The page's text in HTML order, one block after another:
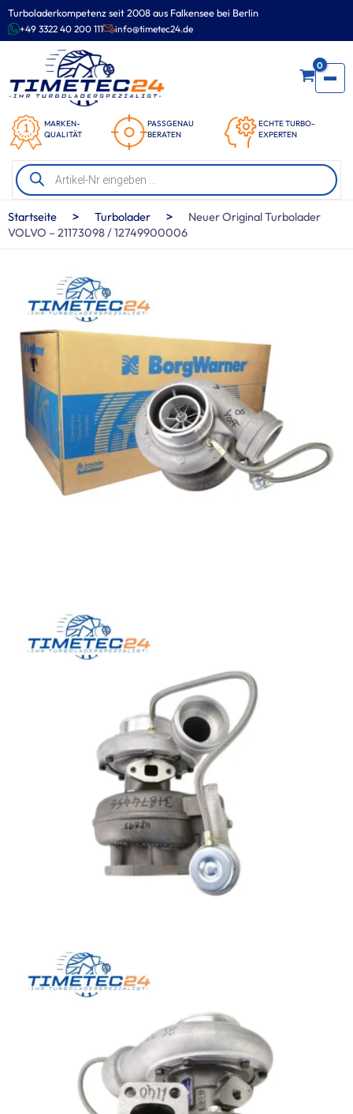
Turboladerkompetenz seit 2008 aus Falkensee bei Berlin
+49 3322 40 200 111 info@timetec24.de
MARKEN-
QUALITÄT
PASSGENAU
BERATEN
ECHTE TURBO-
EXPERTEN
0
Products
search
Zum
Inhalt
springen
Startseite > Turbolader >
Neuer Original Turbolader
VOLVO – 21173098 / 12749900006